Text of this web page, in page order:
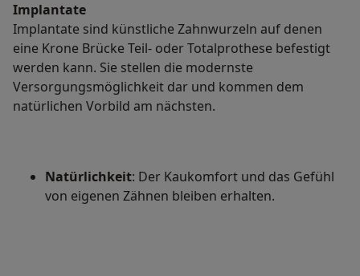
Implantate
Implantate sind künstliche Zahnwurzeln auf denen
eine Krone Brücke Teil- oder Totalprothese befestigt
werden kann. Sie stellen die modernste
Versorgungsmöglichkeit dar und kommen dem
natürlichen Vorbild am nächsten.
Natürlichkeit: Der Kaukomfort und das Gefühl
von eigenen Zähnen bleiben erhalten.